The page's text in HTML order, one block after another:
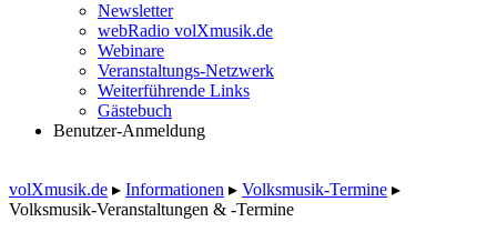
Newsletter
webRadio volXmusik.de
Webinare
Veranstaltungs-Netzwerk
Weiterführende Links
Gästebuch
Benutzer-Anmeldung
volXmusik.de ▸ Informationen ▸ Volksmusik-Termine ▸
Volksmusik-Veranstaltungen & -Termine